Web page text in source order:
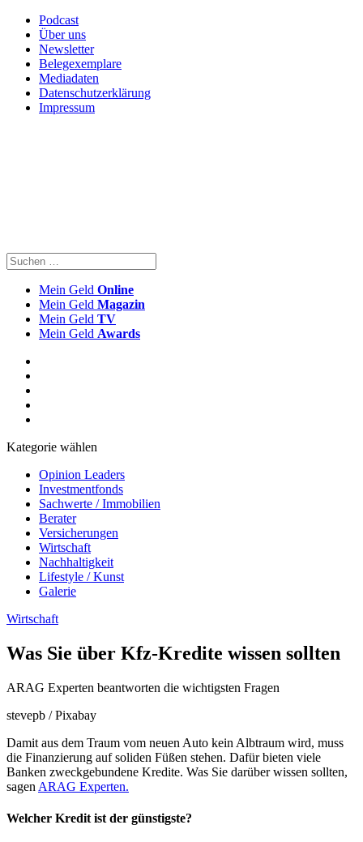
Podcast
Über uns
Newsletter
Belegexemplare
Mediadaten
Datenschutzerklärung
Impressum
Mein Geld Online
Mein Geld Magazin
Mein Geld TV
Mein Geld Awards
Kategorie wählen
Opinion Leaders
Investmentfonds
Sachwerte / Immobilien
Berater
Versicherungen
Wirtschaft
Nachhaltigkeit
Lifestyle / Kunst
Galerie
Wirtschaft
Was Sie über Kfz-Kredite wissen sollten
ARAG Experten beantworten die wichtigsten Fragen
stevepb / Pixabay
Damit aus dem Traum vom neuen Auto kein Albtraum wird, muss
die Finanzierung auf soliden Füßen stehen. Dafür bieten viele
Banken zweckgebundene Kredite. Was Sie darüber wissen sollten,
sagen ARAG Experten.
Welcher Kredit ist der günstigste?